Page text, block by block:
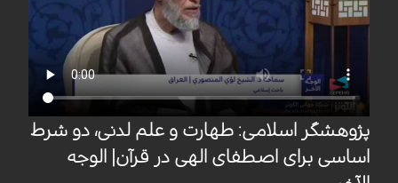
پژوهشگر اسلامی: طهارت و علم لدنی، دو شرط
اساسی برای اصطفای الهی در قرآن| الوجه